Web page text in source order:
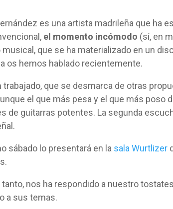
es una artista madrileña que ha
el momento incómodo (sí, en
que se ha materializado en un
os hemos hablado recientemente.
trabajado, que se desmarca de otras
el que más pesa y el que más poso
de guitarras potentes. La segunda
sábado lo presentará en la sala Wurtlizer
nos ha respondido a nuestro
a sus temas.